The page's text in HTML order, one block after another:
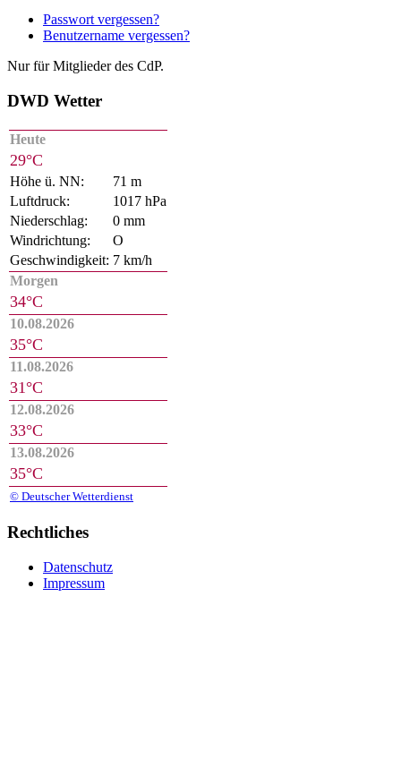
Passwort vergessen?
Benutzername vergessen?
Nur für Mitglieder des CdP.
DWD Wetter
Heute
29°C
Höhe ü. NN:
71 m
Luftdruck:
1017 hPa
Niederschlag:
0 mm
Windrichtung:
O
Geschwindigkeit: 7 km/h
Morgen
34°C
10.08.2026
35°C
11.08.2026
31°C
12.08.2026
33°C
13.08.2026
35°C
© Deutscher Wetterdienst
Rechtliches
Datenschutz
Impressum